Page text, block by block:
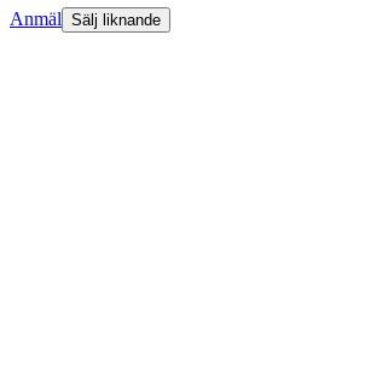
Anmäl Sälj liknande